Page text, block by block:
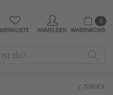
MERKLISTE ANMELDEN
0
WARENKORB
ZURÜCK